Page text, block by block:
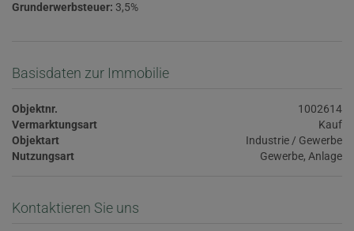
Grunderwerbsteuer: 3,5%
Basisdaten zur Immobilie
Objektnr.
1002614
Vermarktungsart
Kauf
Objektart
Industrie / Gewerbe
Nutzungsart
Gewerbe Anlage
Kontaktieren Sie uns